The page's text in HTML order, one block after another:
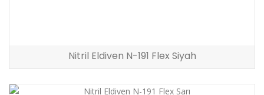
Nitril Eldiven N-191 Flex Siyah